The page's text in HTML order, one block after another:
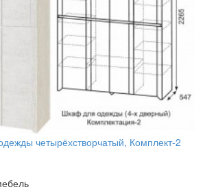
четырёхстворчатый, Комплект-2